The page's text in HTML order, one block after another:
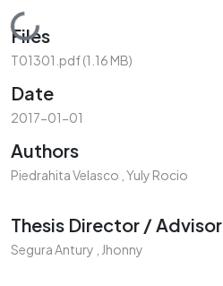
Loading...
Files
T01301.pdf(1.16 MB)
Date
2017-01-01
Authors
Piedrahita Velasco , Yuly Rocio
Thesis Director / Advisor
Segura Antury , Jhonny